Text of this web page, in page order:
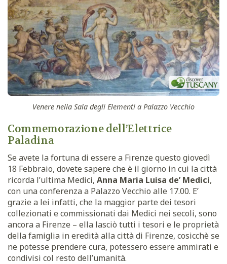
Venere nella Sala degli Elementi a Palazzo Vecchio
Commemorazione dell’Elettrice
Paladina
Se avete la fortuna di essere a Firenze questo giovedì
18 Febbraio, dovete sapere che è il giorno in cui la città
ricorda l’ultima Medici, Anna Maria Luisa de’ Medici,
con una conferenza a Palazzo Vecchio alle 17.00. E’
grazie a lei infatti, che la maggior parte dei tesori
collezionati e commissionati dai Medici nei secoli, sono
ancora a Firenze – ella lasciò tutti i tesori e le proprietà
della famiglia in eredità alla città di Firenze, cosicchè se
ne potesse prendere cura, potessero essere ammirati e
condivisi col resto dell’umanità.